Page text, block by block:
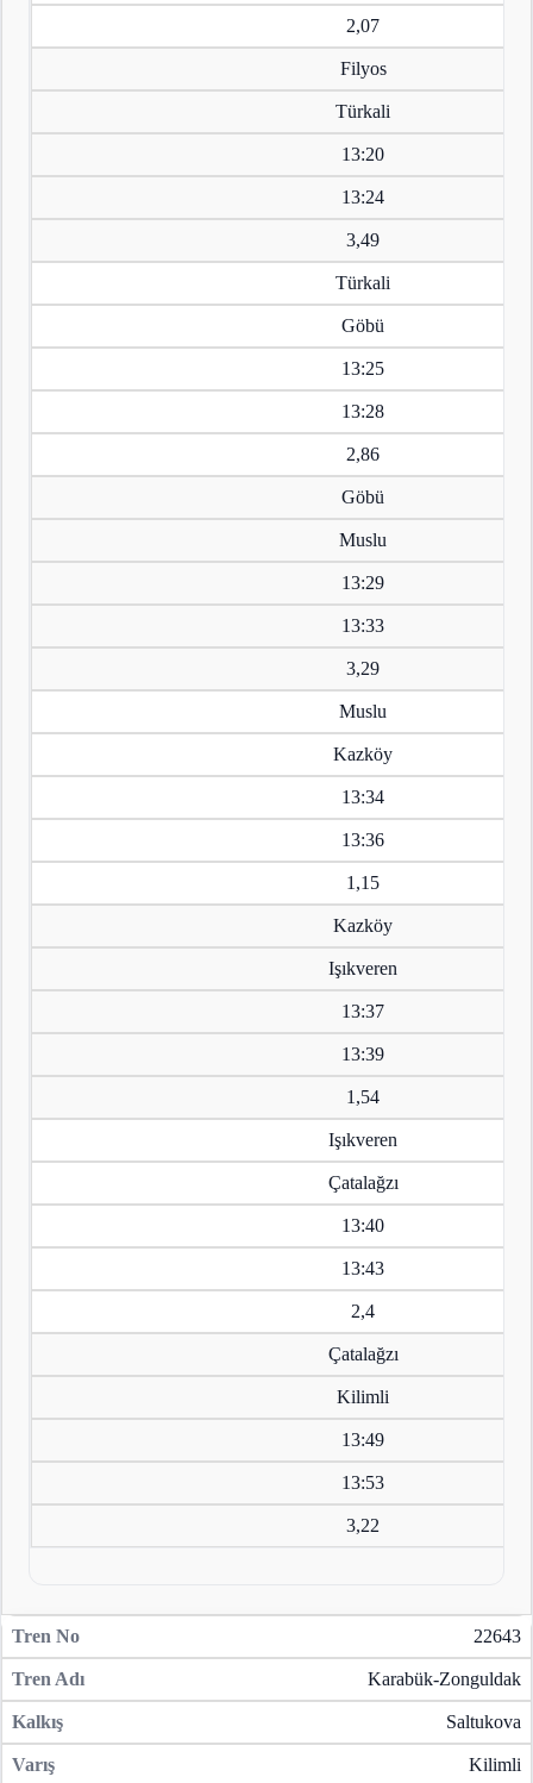
2,07
Filyos
Türkali
13:20
13:24
3,49
Türkali
Göbü
13:25
13:28
2,86
Göbü
Muslu
13:29
13:33
3,29
Muslu
Kazköy
13:34
13:36
1,15
Kazköy
Işıkveren
13:37
13:39
1,54
Işıkveren
Çatalağzı
13:40
13:43
2,4
Çatalağzı
Kilimli
13:49
13:53
3,22
22643
Karabük-Zonguldak
Saltukova
Kilimli